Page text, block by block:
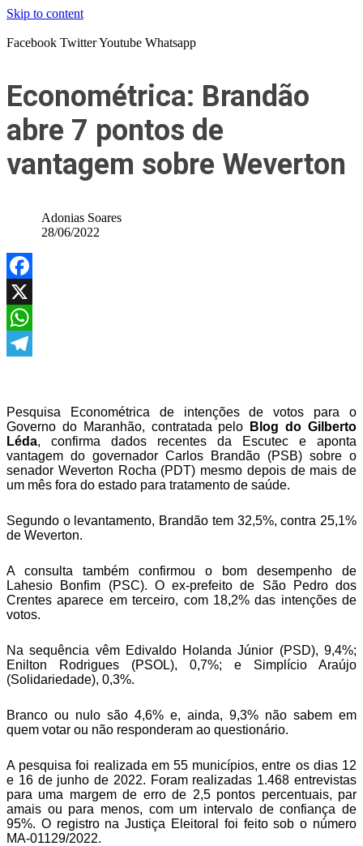
Skip to content
Facebook TwitterYoutube Whatsapp
Econométrica: Brandão
abre 7 pontos de
vantagem sobre Weverton
Adonias Soares
28/06/2022
Facebook
X
WhatsApp
Pesquisa Econométrica de intenções de votos para o
Governo do Maranhão, contratada pelo
Blog do Gilberto
Léda, confirma dados recentes da Escutec e aponta
vantagem do governador Carlos Brandão (PSB) sobre o
senador Weverton Rocha (PDT) mesmo depois de mais de
um mês fora do estado para tratamento de saúde.
Segundo o levantamento, Brandão tem 32,5%, contra 25,1%
de Weverton.
A consulta também confirmou o bom desempenho de
Lahesio Bonfim (PSC). O ex-prefeito de São Pedro dos
Crentes aparece em terceiro, com 18,2% das intenções de
votos.
Na sequência vêm Edivaldo Holanda Júnior (PSD), 9,4%;
Enilton Rodrigues (PSOL), 0,7%; e Simplício Araújo
(Solidariedade), 0,3%.
Branco ou nulo são 4,6% e, ainda, 9,3% não sabem em
quem votar ou não responderam ao questionário.
A pesquisa foi realizada em 55 municípios, entre os dias 12
e 16 de junho de 2022. Foram realizadas 1.468 entrevistas
para uma margem de erro de 2,5 pontos percentuais, par
amais ou para menos, com um intervalo de confiança de
95%. O registro na Justiça Eleitoral foi feito sob o número
MA-01129/2022.